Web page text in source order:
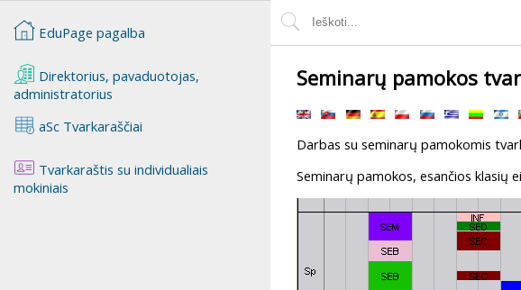
Seminarų pamokos
Darbas su seminarų pamokomis
Seminarų pamokos, esančios klasių
EduPage pagalba
Direktorius, pavaduotojas,
administratorius
aSc Tvarkaraščiai
Tvarkaraštis su individualiais
mokiniais